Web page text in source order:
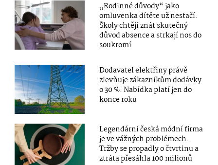
„Rodinné důvody“ jako
omluvenka dítěte už nestačí.
Školy chtějí znát skutečný
důvod absence a strkají nos do
soukromí
Dodavatel elektřiny právě
zlevňuje zákazníkům dodávky
o 30 %. Nabídka platí jen do
konce roku
Legendární česká módní firma
je ve vážných problémech.
Tržby se propadly o čtvrtinu a
ztráta přesáhla 100 milionů